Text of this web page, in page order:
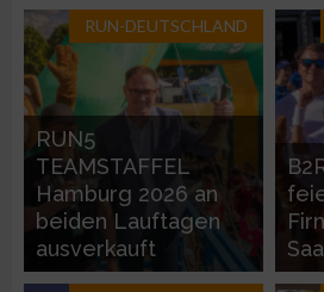
RUN-DEUTSCHLAND
RUN5
TEAMSTAFFEL
Hamburg 2026 an
beiden Lauftagen
ausverkauft
Verwendung genauer Standortdaten
Geräte anhand von aktiv
Nicht-IAB-Verarbeitungszwecke:
Notwendig
Performance